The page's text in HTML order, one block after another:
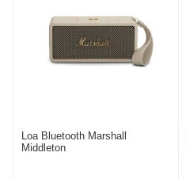
Loa Bluetooth Marshall
Middleton